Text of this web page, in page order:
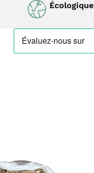
Écologique